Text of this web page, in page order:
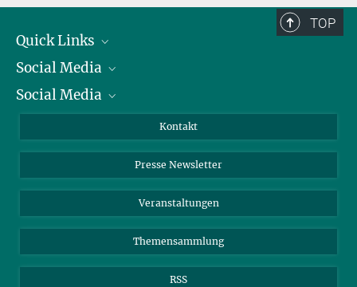
TOP
Quick Links
Präsident
Zahlen und Fakten
Meldestelle Fehlverhalten
Social Media
Bluesky
TikTok
Social Media
Instagram
YouTube
Kontakt
Presse Newsletter
Veranstaltungen
Themensammlung
RSS